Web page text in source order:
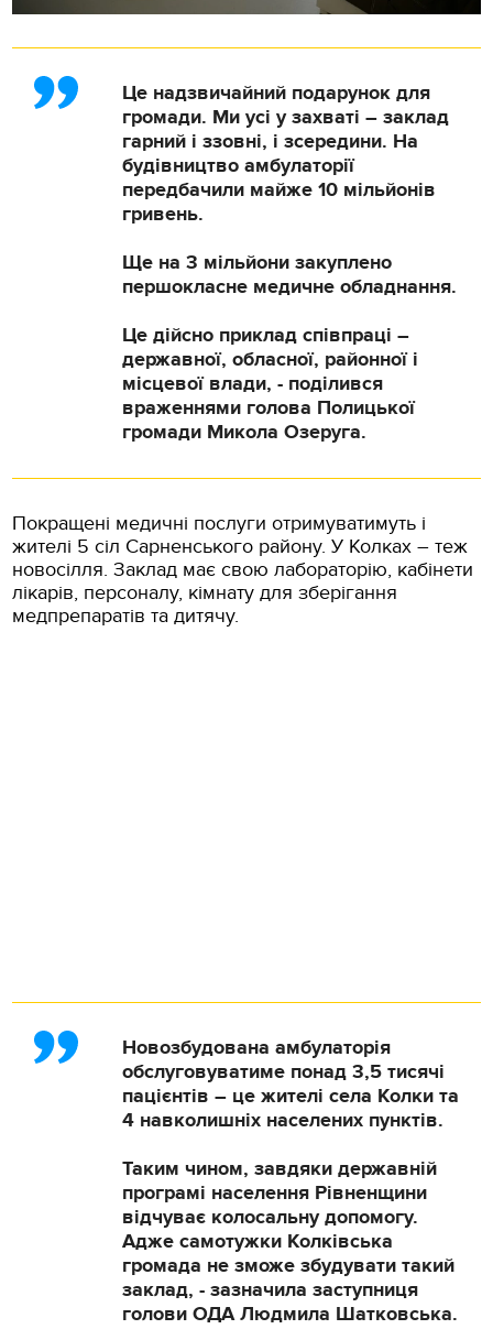
Це надзвичайний подарунок для
громади. Ми усі у захваті – заклад
гарний і ззовні, і зсередини. На
будівництво амбулаторії
передбачили майже 10 мільйонів
гривень.
Ще на 3 мільйони закуплено
першокласне медичне обладнання.
Це дійсно приклад співпраці –
державної, обласної, районної і
місцевої влади, - поділився
враженнями голова Полицької
громади Микола Озеруга.
Покращені медичні послуги отримуватимуть і
жителі 5 сіл Сарненського району. У Колках – теж
новосілля. Заклад має свою лабораторію, кабінети
лікарів, персоналу, кімнату для зберігання
медпрепаратів та дитячу.
Новозбудована амбулаторія
обслуговуватиме понад 3,5 тисячі
пацієнтів – це жителі села Колки та
4 навколишніх населених пунктів.
Таким чином, завдяки державній
програмі населення Рівненщини
відчуває колосальну допомогу.
Адже самотужки Колківська
громада не зможе збудувати такий
заклад, - зазначила заступниця
голови ОДА Людмила Шатковська.